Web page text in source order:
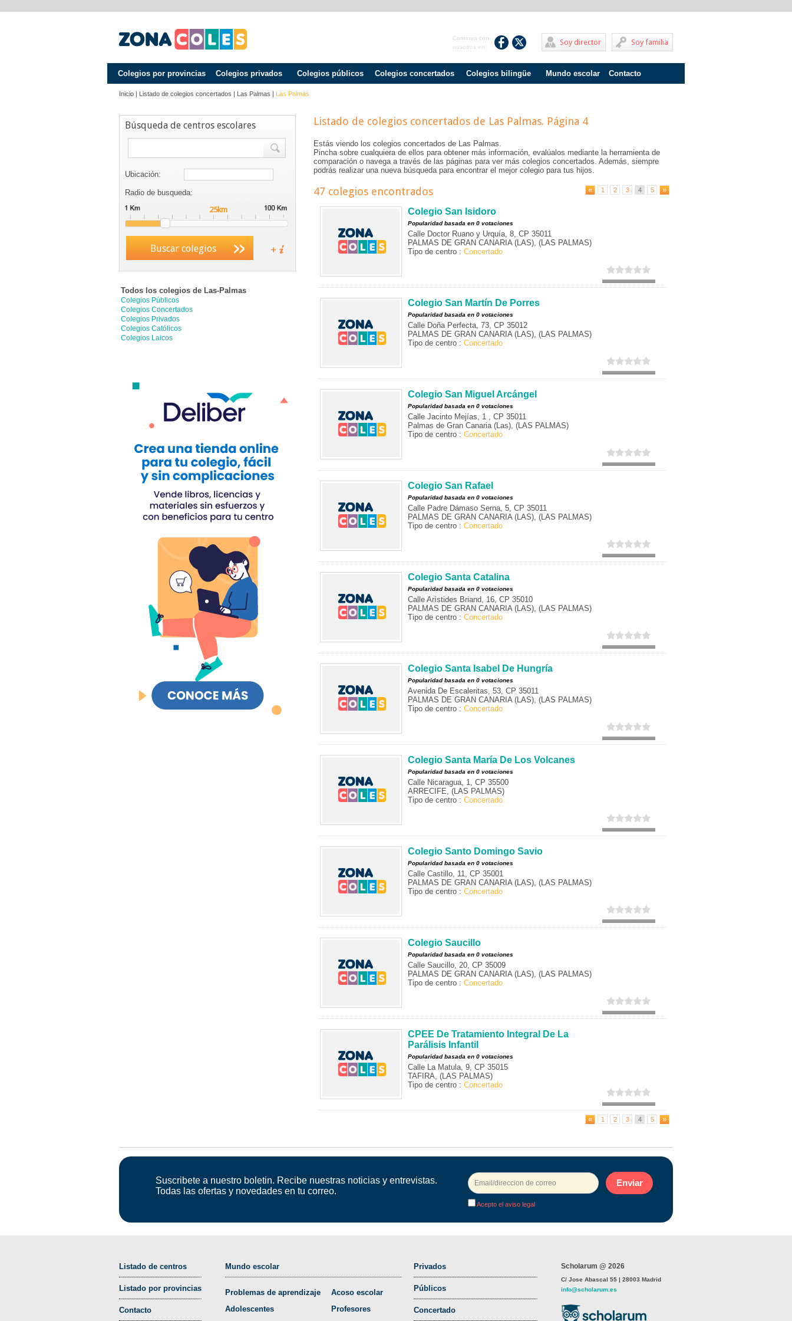
Soy familia
Soy director
Continua con
nosotros en:
Colegios por provincias Colegios privados Colegios públicos Colegios concertados Colegios bilingüe Mundo escolar
Adolescentes
Fracaso escolar
Acoso escolar
Infantil
Contacto
Inicio | Listado de colegios concertados | Las Palmas | Las Palmas
Búsqueda de centros escolares
Ubicación:
Radio de busqueda:
Buscar colegios
Todos los colegios de Las-Palmas
Colegios Públicos
Colegios Concertados
Colegios Privados
Colegios Católicos
Colegios Laicos
Listado de colegios concertados de Las Palmas. Página 4
Estás viendo los colegios concertados de Las Palmas.
Pincha sobre cualquiera de ellos para obtener más información, evalúalos mediante la herramienta de
comparación o navega a través de las páginas para ver más colegios concertados. Además, siempre
podrás realizar una nueva búsqueda para encontrar el mejor colegio para tus hijos.
47 colegios encontrados 1 2 3 4 5
Colegio San Isidoro
Popularidad basada en 0 votaciones
Calle Doctor Ruano y Urquía, 8, CP 35011
PALMAS DE GRAN CANARIA (LAS), (LAS PALMAS)
Tipo de centro : Concertado
Colegio San Martín De Porres
Popularidad basada en 0 votaciones
Calle Doña Perfecta, 73, CP 35012
PALMAS DE GRAN CANARIA (LAS), (LAS PALMAS)
Tipo de centro : Concertado
Colegio San Miguel Arcángel
Popularidad basada en 0 votaciones
Calle Jacinto Mejías, 1 , CP 35011
Palmas de Gran Canaria (Las), (LAS PALMAS)
Tipo de centro : Concertado
Colegio San Rafael
Popularidad basada en 0 votaciones
Calle Padre Dámaso Serna, 5, CP 35011
PALMAS DE GRAN CANARIA (LAS), (LAS PALMAS)
Tipo de centro : Concertado
Colegio Santa Catalina
Popularidad basada en 0 votaciones
Calle Arístides Briand, 16, CP 35010
PALMAS DE GRAN CANARIA (LAS), (LAS PALMAS)
Tipo de centro : Concertado
Colegio Santa Isabel De Hungría
Popularidad basada en 0 votaciones
Avenida De Escaleritas, 53, CP 35011
PALMAS DE GRAN CANARIA (LAS), (LAS PALMAS)
Tipo de centro : Concertado
Colegio Santa María De Los Volcanes
Popularidad basada en 0 votaciones
Calle Nicaragua, 1, CP 35500
ARRECIFE, (LAS PALMAS)
Tipo de centro : Concertado
Colegio Santo Domingo Savio
Popularidad basada en 0 votaciones
Calle Castillo, 11, CP 35001
PALMAS DE GRAN CANARIA (LAS), (LAS PALMAS)
Tipo de centro : Concertado
Colegio Saucillo
Popularidad basada en 0 votaciones
Calle Saucillo, 20, CP 35009
PALMAS DE GRAN CANARIA (LAS), (LAS PALMAS)
Tipo de centro : Concertado
CPEE De Tratamiento Integral De La
Parálisis Infantil
Popularidad basada en 0 votaciones
Calle La Matula, 9, CP 35015
TAFIRA, (LAS PALMAS)
Tipo de centro : Concertado
1 2 3 4 5
Suscribete a nuestro boletin. Recibe nuestras noticias y entrevistas.
Todas las ofertas y novedades en tu correo.
Enviar
Acepto el aviso legal
Listado de centros
Listado por provincias
Contacto
Mundo escolar
Problemas de aprendizaje
Adolescentes
Acoso escolar
Profesores
Privados
Públicos
Concertado
Scholarum @ 2026
C/ Jose Abascal 55 | 28003 Madrid
info@scholarum.es